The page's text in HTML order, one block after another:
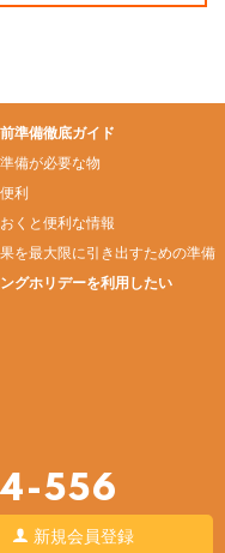
準備徹底ガイド
備が必要な物
利
くと便利な情報
を最大限に引き出すための準備
グホリデーを利用したい
556
新規会員登録